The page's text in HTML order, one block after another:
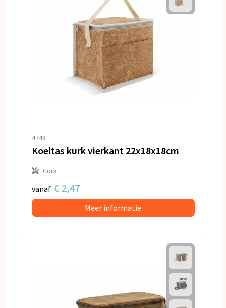
4748
Koeltas kurk vierkant 22x18x18cm
Cork
vanaf € 2,47
Meer informatie